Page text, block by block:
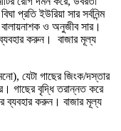
প্রতি ইউরিয়া সার সর্বনিন্ম
ও অনুজীব সার।
করুন। বাজার মূল্য
যেটা গাছের জিংক/দস্তার
গাছের বৃদ্ধি তরান্নত করে
ব্যবহার করুন। বাজার মূল্য